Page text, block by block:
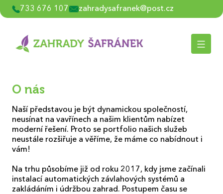
Přejít
k
733 676 107 zahradysafranek@post.cz
O nás
Naší představou je být dynamickou společností,
neusínat na vavřínech a našim klientům nabízet
moderní řešení. Proto se portfolio našich služeb
neustále rozšiřuje a věříme, že máme co nabídnout i
vám!
Na trhu působíme již od roku 2017, kdy jsme začínali
instalací automatických závlahových systémů a
zakládáním i údržbou zahrad. Postupem času se